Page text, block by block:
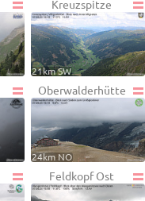
Kreuzspitze
21km SW
Oberwalderhütte
24km NO
Feldkopf Ost